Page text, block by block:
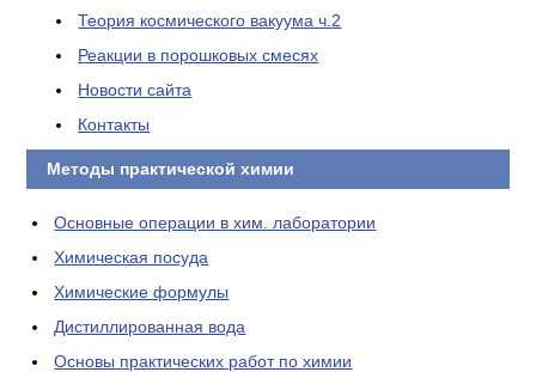
Теория космического вакуума ч.2
Реакции в порошковых смесях
Новости сайта
Контакты
Методы практической химии
Основные операции в хим. лаборатории
Химическая посуда
Химические формулы
Дистиллированная вода
Основы практических работ по химии